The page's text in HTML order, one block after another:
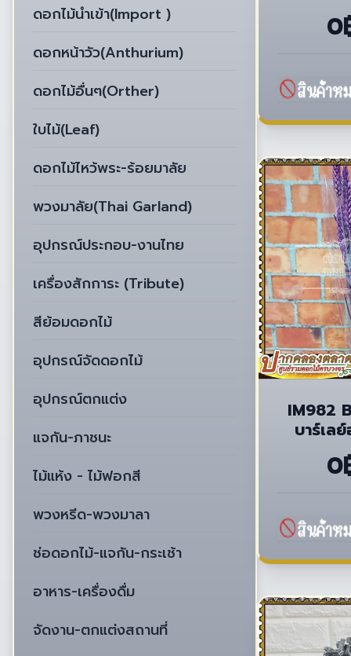
ดอกไม้นำเข้า(Import )
ดอกหน้าวัว(Anthurium)
ดอกไม้อื่นๆ(Orther)
ใบไม้(Leaf)
ดอกไม้ไหว้พระ-ร้อยมาลัย
พวงมาลัย(Thai Garland)
อุปกรณ์ประกอบ-งานไทย
เครื่องสักการะ (Tribute)
สีย้อมดอกไม้
อุปกรณ์จัดดอกไม้
อุปกรณ์ตกแต่ง
แจกัน-ภาชนะ
ไม้แห้ง - ไม้ฟอกสี
พวงหรีด-พวงมาลา
ช่อดอกไม้-แจกัน-กระเช้า
อาหาร-เครื่องดื่ม
จัดงาน-ตกแต่งสถานที่
0
IM982
บาร์เล
0